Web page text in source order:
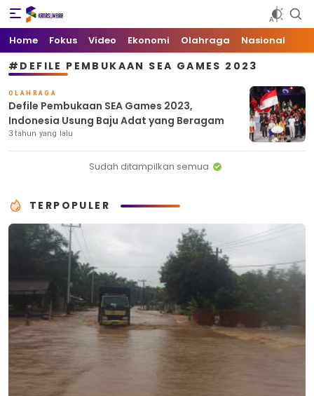
Kata Sumbar
Berita Sumbar Hari Ini
Home Fokus Video Ekonomi Olahraga Nasional
#DEFILE PEMBUKAAN SEA GAMES 2023
OLAHRAGA
Defile Pembukaan SEA Games 2023,
Indonesia Usung Baju Adat yang Beragam
3 tahun yang lalu
Sudah ditampilkan semua
TERPOPULER